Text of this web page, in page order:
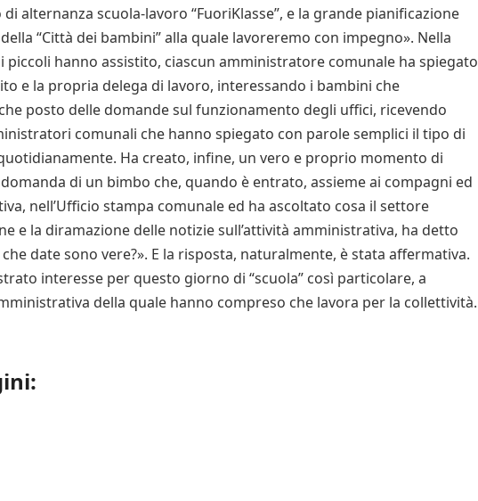
alternanza scuola-lavoro “FuoriKlasse”, e la grande pianificazione
“Città dei bambini” alla quale lavoreremo con impegno». Nella
piccoli hanno assistito, ciascun amministratore comunale ha spiegato
e la propria delega di lavoro, interessando i bambini che
posto delle domande sul funzionamento degli uffici, ricevendo
comunali che hanno spiegato con parole semplici il tipo di
Ha creato, infine, un vero e proprio momento di
di un bimbo che, quando è entrato, assieme ai compagni ed
nell’Ufficio stampa comunale ed ha ascoltato cosa il settore
e la diramazione delle notizie sull’attività amministrativa, ha detto
date sono vere?». E la risposta, naturalmente, è stata affermativa.
interesse per questo giorno di “scuola” così particolare, a
della quale hanno compreso che lavora per la collettività.